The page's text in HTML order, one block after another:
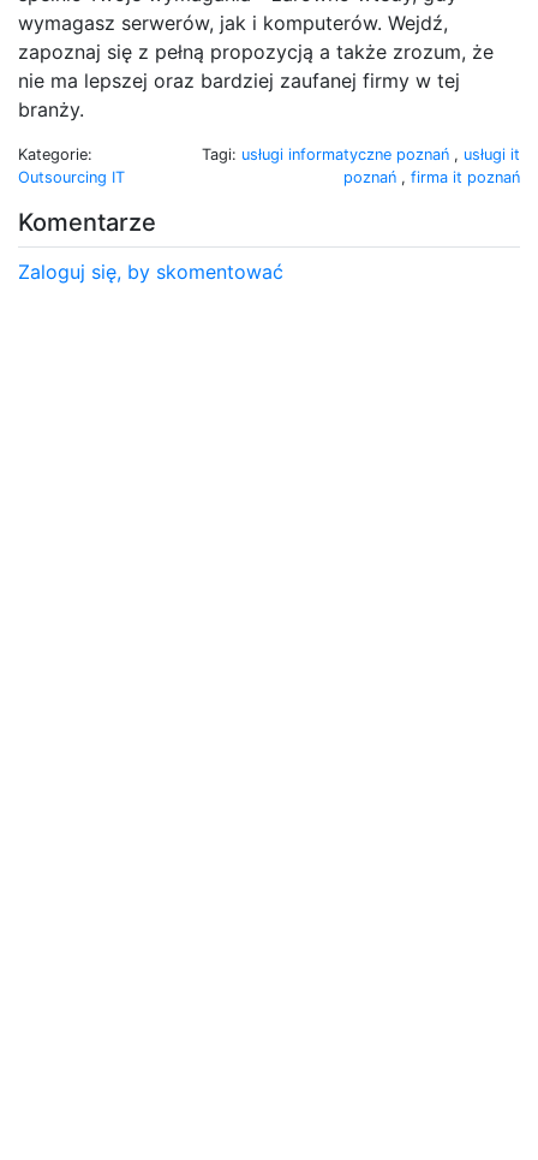
wymagasz serwerów, jak i komputerów. Wejdź,
zapoznaj się z pełną propozycją a także zrozum, że
nie ma lepszej oraz bardziej zaufanej firmy w tej
branży.
Kategorie:
Outsourcing IT
Tagi: usługi informatyczne poznań , usługi it
poznań , firma it poznań
Komentarze
Zaloguj się, by skomentować